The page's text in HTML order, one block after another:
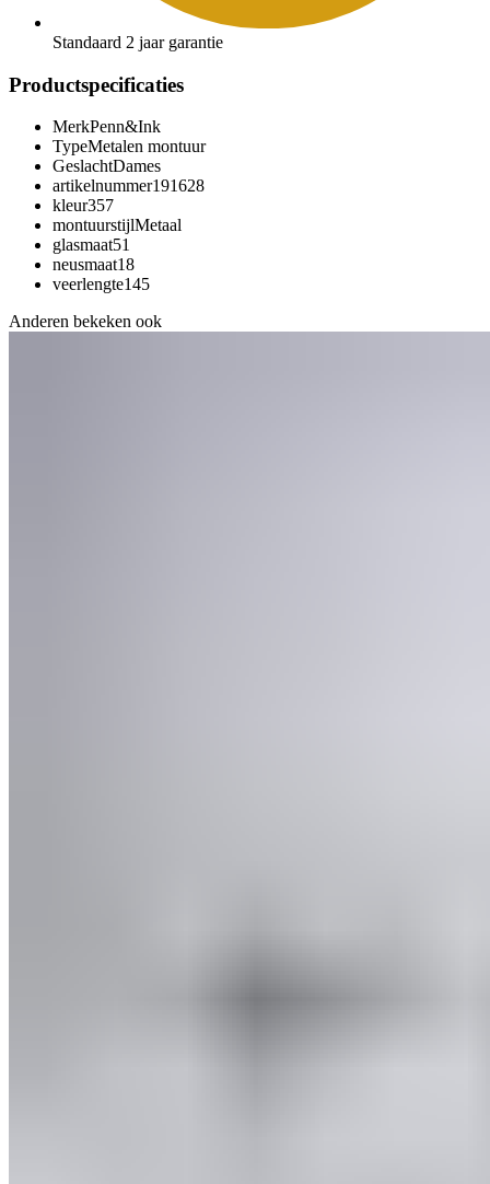
Standaard 2 jaar garantie
Productspecificaties
MerkPenn&Ink
TypeMetalen montuur
GeslachtDames
artikelnummer191628
kleur357
montuurstijlMetaal
glasmaat51
neusmaat18
veerlengte145
Anderen bekeken ook